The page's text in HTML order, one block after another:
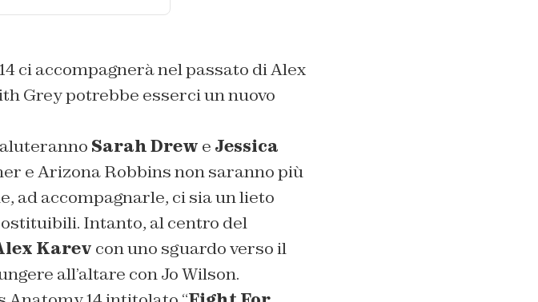
ci accompagnerà nel passato di Alex
Grey potrebbe esserci un nuovo
Sarah Drew e Jessica
e Arizona Robbins non saranno più
ad accompagnarle, ci sia un lieto
Intanto, al centro del
Karev con uno sguardo verso il
all’altare con Jo Wilson.